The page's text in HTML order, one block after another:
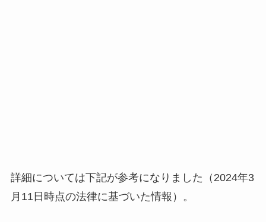
詳細については下記が参考になりました（2024年3
月11日時点の法律に基づいた情報）。